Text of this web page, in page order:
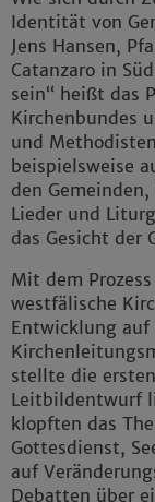
Identität von
Jens Hansen,
Catanzaro in
sein“ heißt das
Kirchenbundes
und
beispielsweise
den
Lieder und
das Gesicht der
Mit dem Prozess
westfälische
Entwicklung auf
stellte die
Leitbildentwurf
klopften das
Gottesdienst,
auf
Debatten über